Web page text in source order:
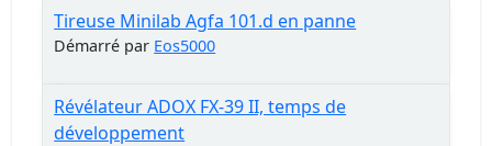
Tireuse Minilab Agfa 101.d en panne
Démarré par Eos5000
Révélateur ADOX FX-39 II, temps de
développement